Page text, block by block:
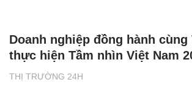
THỊ TRƯỜNG 24H
Doanh nghiệp đồng hành cùng
thực hiện Tầm nhìn Việt Nam